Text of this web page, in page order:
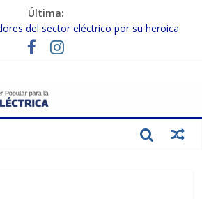
Última:
del sector eléctrico por su heroica
del 24-J
acciones con el sector privado para
rehabilitación en instalaciones del SEN
plan preventivo para fortalecer el SEN